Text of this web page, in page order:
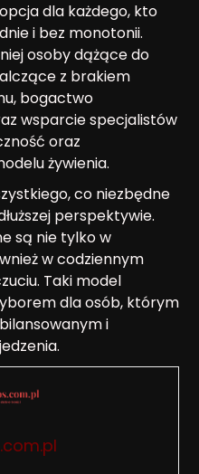
dla każdego, kto
i bez monotonii.
osoby dążące do
z brakiem
bogactwo
wsparcie specjalistów
oraz
żywienia.
co niezbędne
perspektywie.
są nie tylko w
w codziennym
Taki model
dla osób, którym
i